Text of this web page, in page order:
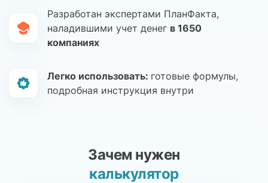
Разработан экспертами ПланФакта,
наладившими учет денег в 1650
компаниях
Легко использовать: готовые формулы,
подробная инструкция внутри
Зачем нужен
калькулятор